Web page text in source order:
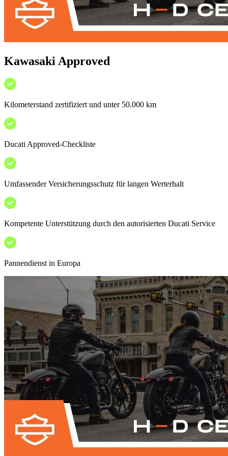
Kawasaki Approved
Kilometerstand zertifiziert und unter 50.000 km
Ducati Approved-Checkliste
Umfassender Versicherungsschutz für langen Werterhalt
Kompetente Unterstützung durch den autorisierten Ducati Service
Pannendienst in Europa